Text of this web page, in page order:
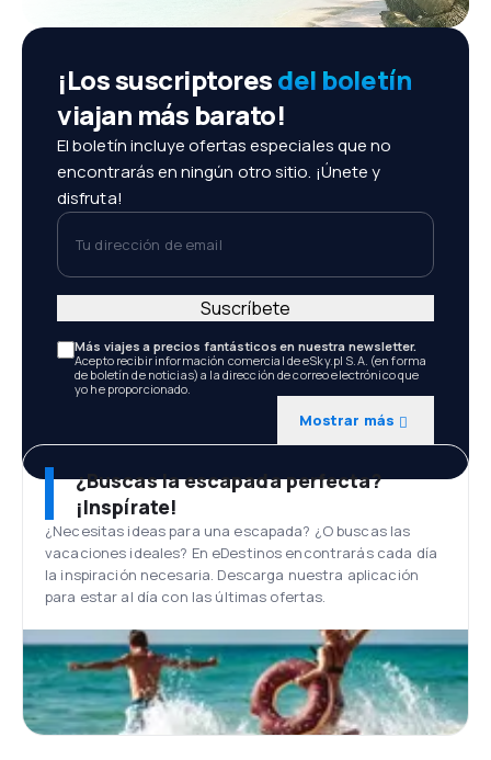
¡Los suscriptoresdel boletín
viajan más barato!
El boletín incluye ofertas especiales que no
encontrarás en ningún otro sitio. ¡Únete y
disfruta!
Tu dirección de email
Más viajes a precios fantásticos en nuestra newsletter.
Acepto recibir información comercial de eSky.pl S.A. (en forma
de boletín de noticias) a la dirección de correo electrónico que
yo he proporcionado.
Mostrar más
Suscríbete
¿Buscas la escapada perfecta?
¡Inspírate!
¿Necesitas ideas para una escapada? ¿O buscas las
vacaciones ideales? En eDestinos encontrarás cada día
la inspiración necesaria. Descarga nuestra aplicación
para estar al día con las últimas ofertas.